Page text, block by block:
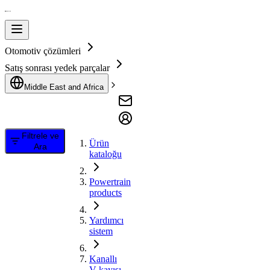
Otomotiv çözümleri
Satış sonrası yedek parçalar
Middle East and Africa
Filtrele ve
Ara
Ürün
kataloğu
Powertrain
products
Yardımcı
sistem
Kanallı